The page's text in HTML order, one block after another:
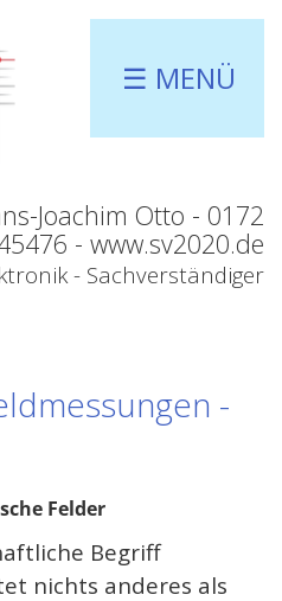
☰ MENÜ
Joachim Otto - 0172
- www.sv2020.de
- Sachverständiger
-
Felder
Begriff
nichts anderes als